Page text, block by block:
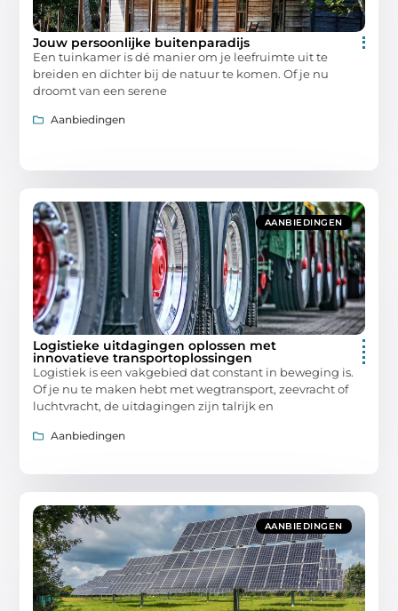
Jouw persoonlijke buitenparadijs
Een tuinkamer is dé manier om je leefruimte uit te
breiden en dichter bij de natuur te komen. Of je nu
droomt van een serene
Aanbiedingen
AANBIEDINGEN
Logistieke uitdagingen oplossen met
innovatieve transportoplossingen
Logistiek is een vakgebied dat constant in beweging is.
Of je nu te maken hebt met wegtransport, zeevracht of
luchtvracht, de uitdagingen zijn talrijk en
Aanbiedingen
AANBIEDINGEN